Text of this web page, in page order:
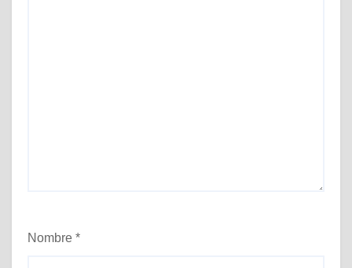
Nombre *